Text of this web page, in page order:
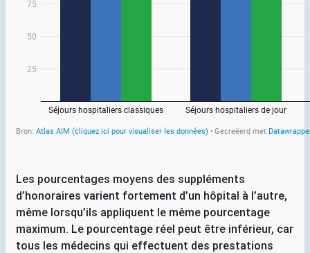
Les pourcentages moyens des suppléments
d’honoraires varient fortement d’un hôpital à l’autre,
même lorsqu’ils appliquent le même pourcentage
maximum. Le pourcentage réel peut être inférieur, car
tous les médecins qui effectuent des prestations